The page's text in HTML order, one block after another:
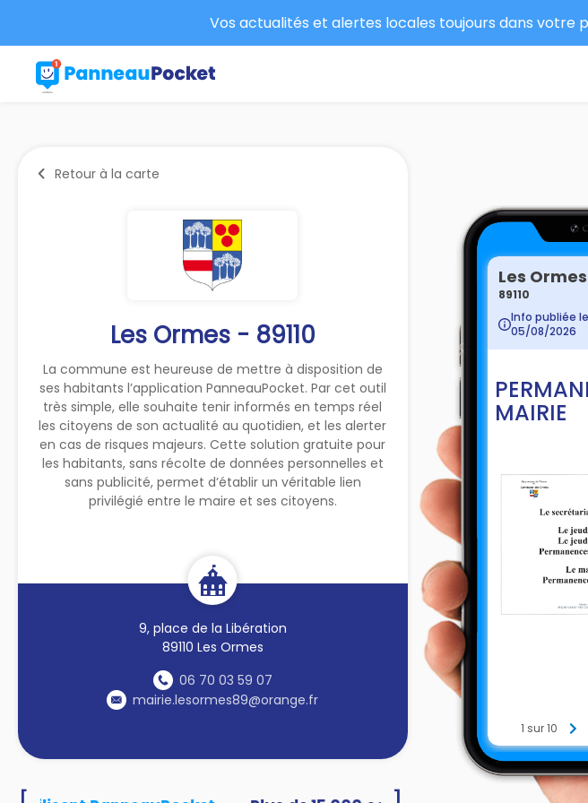
Vos actualités et alertes locales toujours dans votre
Retour à la carte
Les Ormes - 89110
La commune est heureuse de mettre à disposition de
ses habitants l’application PanneauPocket. Par cet outil
très simple, elle souhaite tenir informés en temps réel
les citoyens de son actualité au quotidien, et les alerter
en cas de risques majeurs. Cette solution gratuite pour
les habitants, sans récolte de données personnelles et
sans publicité, permet d’établir un véritable lien
privilégié entre le maire et ses citoyens.
9, place de la Libération
89110 Les Ormes
06 70 03 59 07
mairie.lesormes89@orange.fr
Les Ormes
89110
Info publiée le
05/08/2026
MAIRIE
1 sur 10